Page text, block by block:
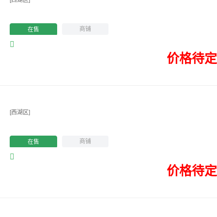
在售 商铺
价格待定
[西湖区]
在售 商铺
价格待定